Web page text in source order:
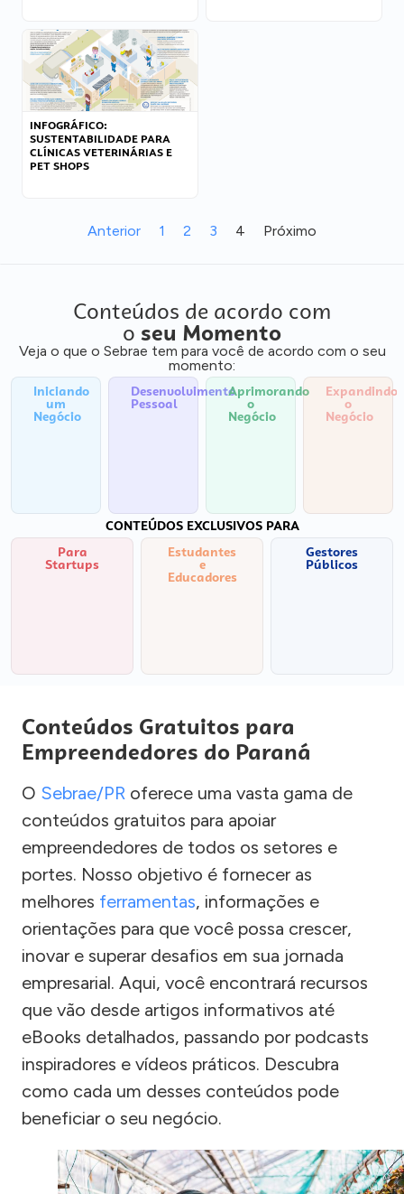
INFOGRÁFICO:
SUSTENTABILIDADE PARA
CLÍNICAS VETERINÁRIAS E
PET SHOPS
Anterior 1 2 3 4 Próximo
Conteúdos de acordo com
o seu Momento
Veja o que o Sebrae tem para você de acordo com o seu
momento:
Iniciando
um
Negócio
Desenvolvimento
Pessoal
Aprimorando
o
Negócio
Expandindo
o
Negócio
CONTEÚDOS EXCLUSIVOS PARA
Para
Startups
Estudantes
e
Educadores
Gestores
Públicos
Conteúdos Gratuitos para
Empreendedores do Paraná
O Sebrae/PR oferece uma vasta gama de
conteúdos gratuitos para apoiar
empreendedores de todos os setores e
portes. Nosso objetivo é fornecer as
melhores ferramentas, informações e
orientações para que você possa crescer,
inovar e superar desafios em sua jornada
empresarial. Aqui, você encontrará recursos
que vão desde artigos informativos até
eBooks detalhados, passando por podcasts
inspiradores e vídeos práticos. Descubra
como cada um desses conteúdos pode
beneficiar o seu negócio.